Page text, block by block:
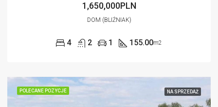
1,650,000PLN
DOM (BLIŹNIAK)
4 2 1 155.00m2
POLECANE POZYCJE NA SPRZEDAŻ